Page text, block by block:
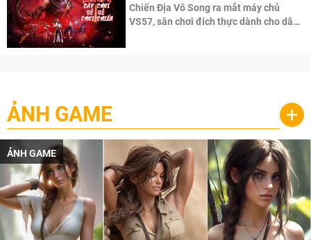
Chiến Địa Vô Song ra mắt máy chủ
VS57, sân chơi đích thực dành cho dân
ẢNH GAME +
ẢNH GAME